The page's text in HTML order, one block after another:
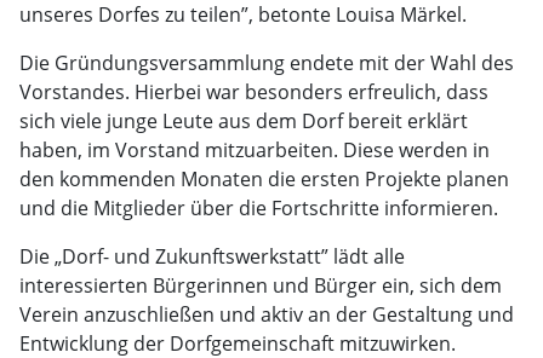
unseres Dorfes zu teilen”, betonte Louisa Märkel.
Die Gründungsversammlung endete mit der Wahl des
Vorstandes. Hierbei war besonders erfreulich, dass
sich viele junge Leute aus dem Dorf bereit erklärt
haben, im Vorstand mitzuarbeiten. Diese werden in
den kommenden Monaten die ersten Projekte planen
und die Mitglieder über die Fortschritte informieren.
Die „Dorf- und Zukunftswerkstatt” lädt alle
interessierten Bürgerinnen und Bürger ein, sich dem
Verein anzuschließen und aktiv an der Gestaltung und
Entwicklung der Dorfgemeinschaft mitzuwirken.